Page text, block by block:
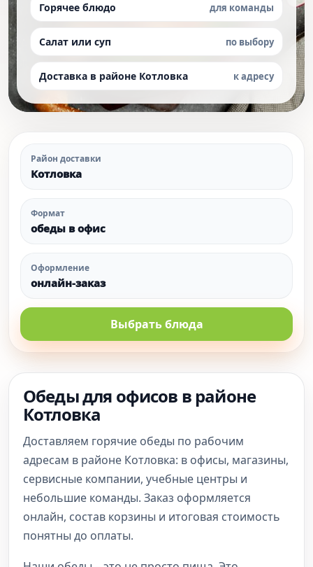
Горячее блюдо для команды
Салат или суп по выбору
Доставка в районе Котловка к адресу
Район доставки
Котловка
Формат
обеды в офис
Оформление
онлайн-заказ
Выбрать блюда
Обеды для офисов в районе
Котловка
Доставляем горячие обеды по рабочим
адресам в районе Котловка: в офисы, магазины,
сервисные компании, учебные центры и
небольшие команды. Заказ оформляется
онлайн, состав корзины и итоговая стоимость
понятны до оплаты.